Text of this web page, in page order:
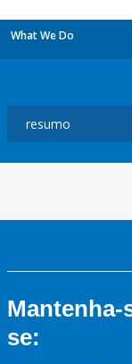
What We Do
Mantenha-
se: